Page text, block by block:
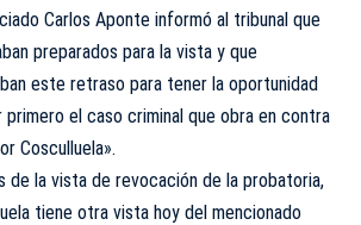
Carlos Aponte informó al tribunal que
preparados para la vista y que
este retraso para tener la oportunidad
primero el caso criminal que obra en contra
Cosculluela».
de la vista de revocación de la probatoria,
tiene otra vista hoy del mencionado